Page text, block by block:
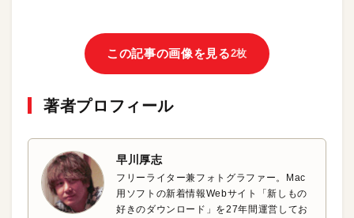
この記事の画像を見る2枚
著者プロフィール
早川厚志
フリーライター兼フォトグラファー。Mac
用ソフトの新着情報Webサイト「新しもの
好きのダウンロード」を27年間運営してお